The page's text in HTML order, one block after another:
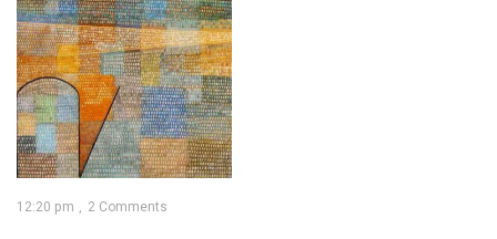
12:20 pm 2 Comments